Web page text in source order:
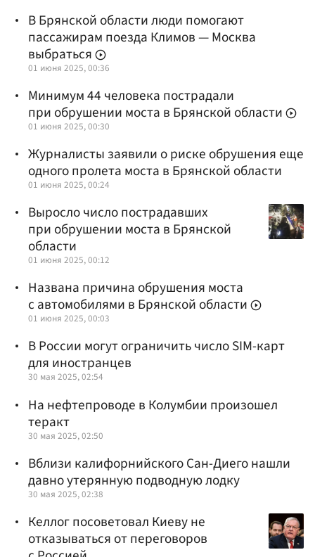
В Брянской области люди помогают
пассажирам поезда Климов — Москва
выбраться
01 июня 2025, 00:36
Минимум 44 человека пострадали
при обрушении моста в Брянской области
01 июня 2025, 00:30
Журналисты заявили о риске обрушения еще
одного пролета моста в Брянской области
01 июня 2025, 00:24
Выросло число пострадавших
при обрушении моста в Брянской
области
01 июня 2025, 00:12
Названа причина обрушения моста
с автомобилями в Брянской области
01 июня 2025, 00:03
В России могут ограничить число SIM-карт
для иностранцев
30 мая 2025, 02:54
На нефтепроводе в Колумбии произошел
теракт
30 мая 2025, 02:50
Вблизи калифорнийского Сан-Диего нашли
давно утерянную подводную лодку
30 мая 2025, 02:38
Келлог посоветовал Киеву не
отказываться от переговоров